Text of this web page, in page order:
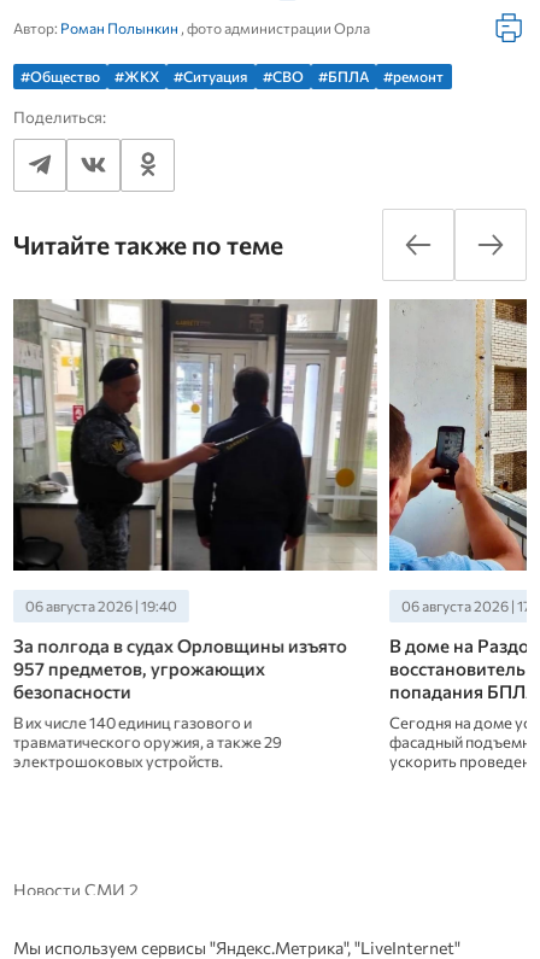
Автор: Роман Полынкин , фото администрации Орла
#Общество #ЖКХ #Ситуация #СВО #БПЛА #ремонт
Поделиться:
Читайте также по теме
06 августа 2026 | 19:40
За полгода в судах Орловщины изъято
957 предметов, угрожающих
безопасности
В их числе 140 единиц газового и
травматического оружия, а также 29
электрошоковых устройств.
06 августа 2026 |
В доме на
попадания БПЛА
Сегодня на доме
фасадный
ускорить
Новости СМИ 2
Мы используем сервисы "Яндекс.Метрика", "LiveInternet"